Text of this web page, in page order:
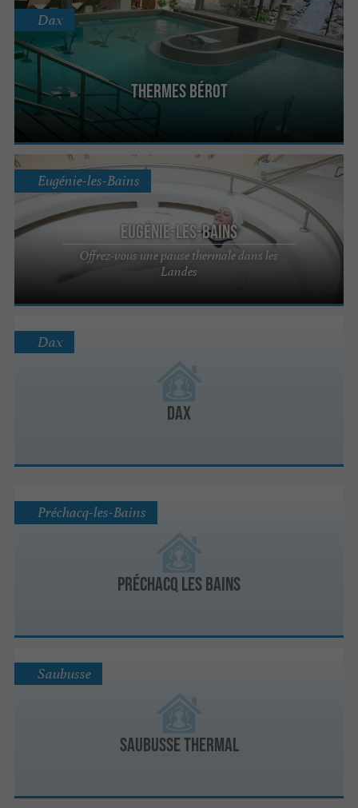
Thermes Bérot
Dax
Eugénie-les-Bains
Offrez-vous une pause thermale dans les
Landes
Eugénie-les-Bains
Dax
Dax
Préchacq Les Bains
Préchacq-les-Bains
Saubusse Thermal
Saubusse